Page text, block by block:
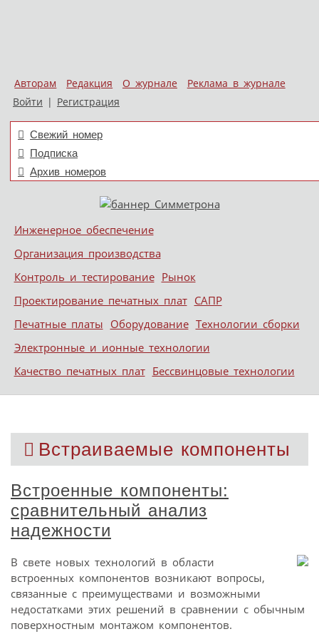
Авторам Редакция О журнале
Реклама в журнале
Войти | Регистрация
Свежий номер
Подписка
Архив номеров
Меню
Skip to content
Инженерное обеспечение
Организация производства
Контроль и тестирование Рынок
Проектирование печатных плат САПР
Печатные платы Оборудование Технологии сборки
Электронные и ионные технологии
Качество печатных плат Бессвинцовые технологии
Встраиваемые компоненты
Встроенные компоненты:
сравнительный анализ
надежности
В свете новых технологий в области
встроенных компонентов возникают вопросы,
связанные с преимуществами и возможными
недостатками этих решений в сравнении с обычным
поверхностным монтажом компонентов.